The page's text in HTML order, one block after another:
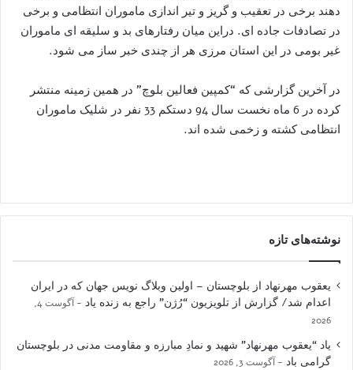
دهند برخی در تعقیب و گریز و تیر اندازی ماموران انتظامی و برخی
در تصادفات جاده ای. دراین میان رفتارهای بد و سلیقه ای ماموران
غیر بومی در این استان مرزی هر از چندی خبر ساز می شود.
در آخرین گزارشی که “کمپین فعالین بلوچ” در همین زمینه منتشر
کرده در 6 ماه نخست سال 94 دستکم 33 نفر در شلیک ماموران
انتظامی کشته و زخمی شده اند.
نوشته‌های تازه
یعقوب مهرنهاد از بلوچستان – اولین وبلاگ نویس جهان که در ایران
اعدام شد/ گزارش از تلویزیون “رُژن” راجع به زنده یاد
آگوست 4,
2026
یاد “یعقوب مهرنهاد” شهید و نمادِ مبارزه و مقاومت مدنی در بلوچستان
گرامی باد
آگوست 3, 2026